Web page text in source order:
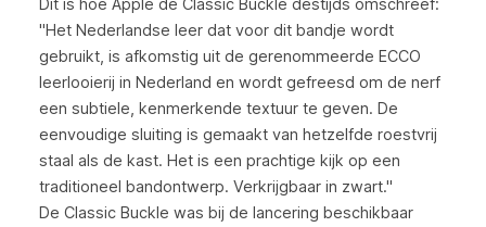
Dit is hoe Apple de Classic Buckle destijds omschreef:
"Het Nederlandse leer dat voor dit bandje wordt
gebruikt, is afkomstig uit de gerenommeerde ECCO
leerlooierij in Nederland en wordt gefreesd om de nerf
een subtiele, kenmerkende textuur te geven. De
eenvoudige sluiting is gemaakt van hetzelfde roestvrij
staal als de kast. Het is een prachtige kijk op een
traditioneel bandontwerp. Verkrijgbaar in zwart."
De Classic Buckle was bij de lancering beschikbaar